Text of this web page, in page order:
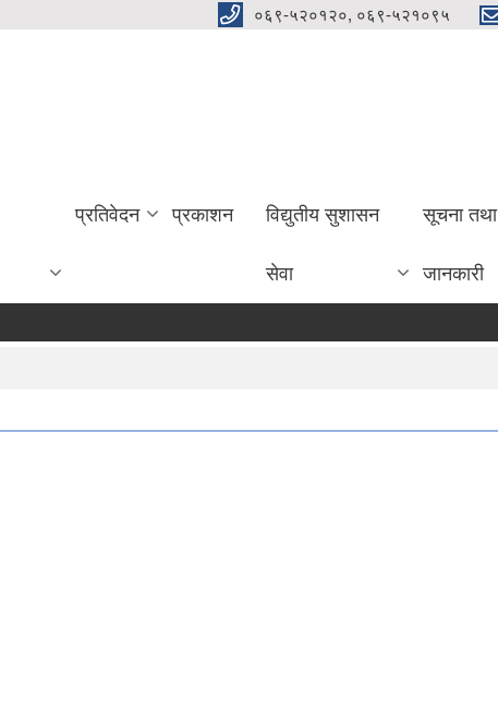
०६९-५२०१२०, ०६९-५२१०९५
प्रतिवेदन प्रकाशन विद्युतीय सुशासन
सेवा
सूचना तथा
जानकारी